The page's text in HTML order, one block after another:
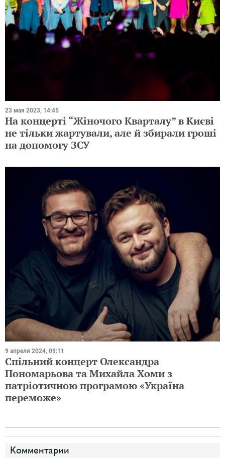
23 мая 2023, 14:45
На концерті “Жіночого Кварталу” в Києві
не тільки жартували, але й збирали гроші
на допомогу ЗСУ
9 апреля 2024, 09:11
Спільний концерт Олександра
Пономарьова та Михайла Хоми з
патріотичною програмою «Україна
переможе»
Комментарии